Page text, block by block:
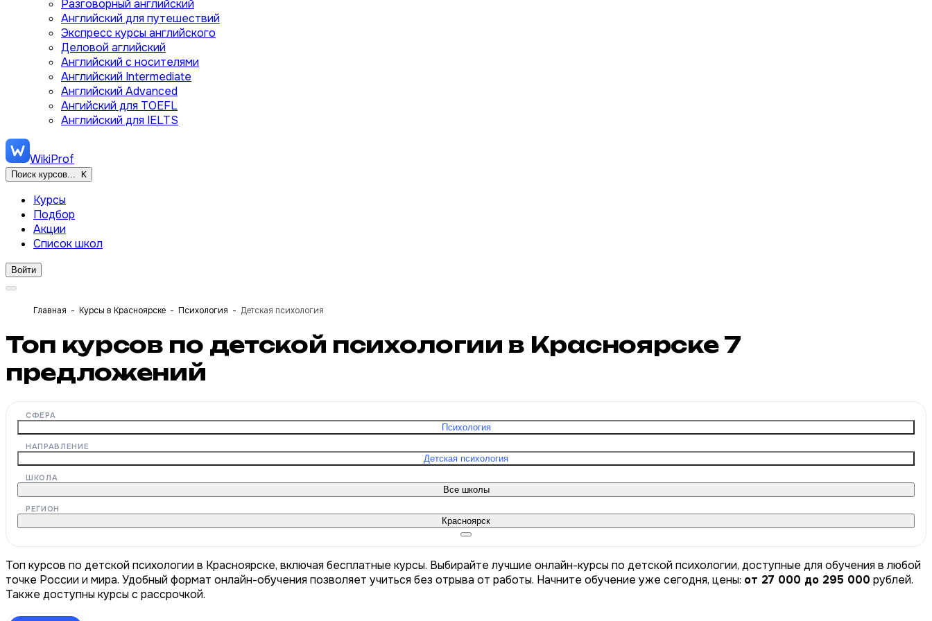
Разговорный английский
Английский для путешествий
Экспресс курсы английского
Деловой аглийский
Английский с носителями
Английский Intermediate
Английский Advanced
Ангийский для TOEFL
Английский для IELTS
WikiProf
Поиск курсов... K
Курсы
Подбор
Акции
Список школ
Войти
Главная Курсы в Красноярске Психология Детская психология
Топ курсов по детской психологии в Красноярске 7
предложений
СФЕРА
Психология
НАПРАВЛЕНИЕ
Детская психология
ШКОЛА
Все школы
РЕГИОН
Красноярск
Топ курсов по детской психологии в Красноярске, включая бесплатные курсы. Выбирайте лучшие онлайн-курсы по детской психологии, доступные для обучения в любой
точке России и мира. Удобный формат онлайн-обучения позволяет учиться без отрыва от работы. Начните обучение уже сегодня, цены: от 27 000 до 295 000 рублей.
Также доступны курсы с рассрочкой.